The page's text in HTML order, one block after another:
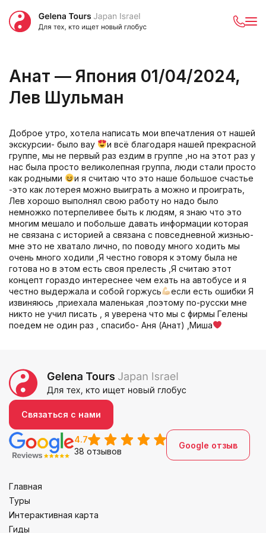
Анат — Япония 01/04/2024,
Лев Шульман
Доброе утро, хотела написать мои впечатления от нашей
экскурсии- было вау
и всё благодаря нашей прекрасной
группе, мы не первый раз ездим в группе ,но на этот раз у
нас была просто великолепная группа, люди стали просто
как родными
и я считаю что это наше большое счастье
-это как лотерея можно выиграть а можно и проиграть,
Лев хорошо выполнял свою работу но надо было
немножко потерпеливее быть к людям, я знаю что это
многим мешало и побольше давать информации которая
не связана с историей а связана с повседневной жизнью-
мне это не хватало лично, по поводу много ходить мы
очень много ходили ,Я честно говоря к этому была не
готова но в этом есть своя прелесть ,Я считаю этот
концепт гораздо интереснее чем ехать на автобусе и я
честно выдержала и собой горжусь
если есть ошибки Я
извиняюсь ,приехала маленькая ,поэтому по-русски мне
никто не учил писать , я уверена что мы с фирмы Гелены
поедем не один раз , спасибо- Аня (Анат) ,Миша
Связаться с нами
4.7
38 отзывов
Google отзыв
Главная
Туры
Интерактивная карта
Гиды